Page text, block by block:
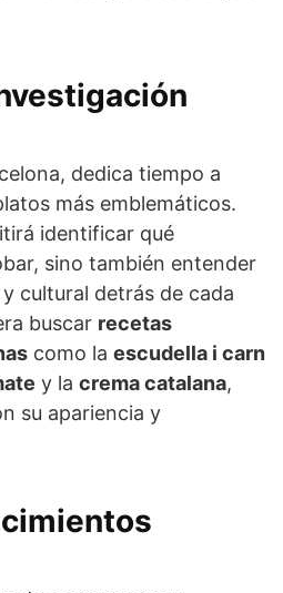
dedica tiempo a
más emblemáticos.
identificar qué
sino también entender
cultural detrás de cada
buscar recetas
como la escudella i carn
y la crema catalana,
su apariencia y